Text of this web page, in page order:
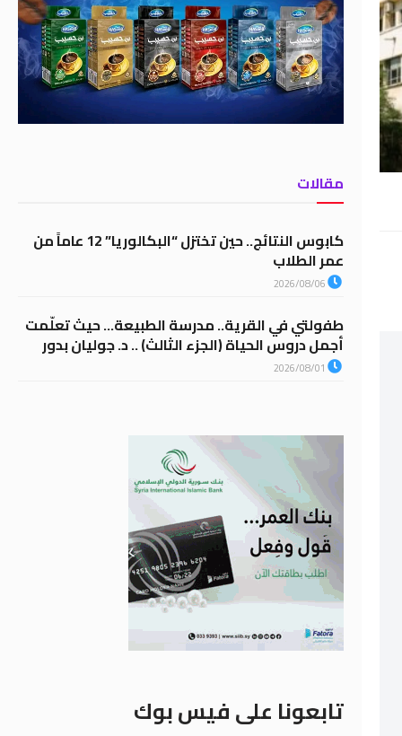
مقالات
كابوس النتائج.. حين تختزل “البكالوريا” 12 عاماً من
عمر الطلاب
2026/08/06
طفولتي في القرية.. مدرسة الطبيعة… حيث تعلّمت
أجمل دروس الحياة (الجزء الثالث) .. د. جوليان بدور
2026/08/01
تابعونا على فيس بوك